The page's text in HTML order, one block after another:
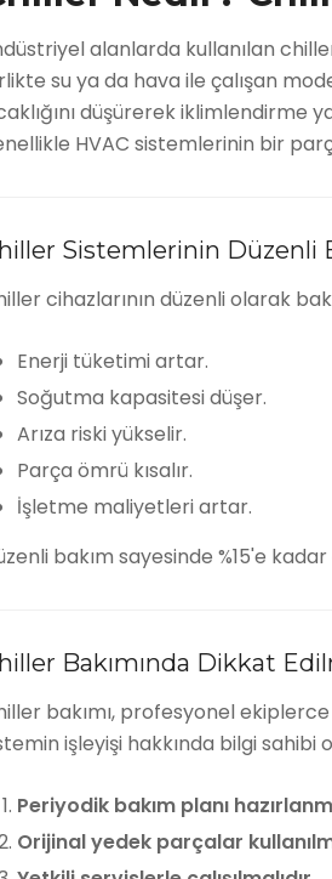
alanlarda kullanılan
su ya da hava ile çalışan
düşürerek iklimlendirme
HVAC sistemlerinin bir
Sistemlerinin Düzenli
cihazlarının düzenli olarak
Enerji tüketimi artar.
Soğutma kapasitesi düşer.
Arıza riski yükselir.
Parça ömrü kısalır.
İşletme maliyetleri artar.
bakım sayesinde %15'e
Bakımında Dikkat
bakımı, profesyonel
işleyişi hakkında bilgi
Periyodik bakım planı
Orijinal yedek parçalar